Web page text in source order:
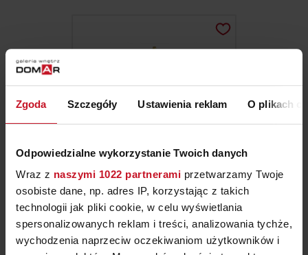
Zgoda Szczegóły Ustawienia reklam O plikach
Odpowiedzialne wykorzystanie Twoich danych
Wraz z naszymi 1022 partnerami przetwarzamy Twoje
osobiste dane, np. adres IP, korzystając z takich
technologii jak pliki cookie, w celu wyświetlania
spersonalizowanych reklam i treści, analizowania tychże,
wychodzenia naprzeciw oczekiwaniom użytkowników i
LAMPA ADAMAS
ZAPYTAJ O CENĘ W SALONIE